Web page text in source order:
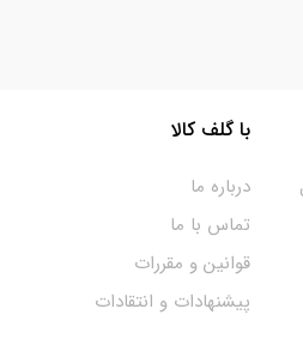
با گلف کالا
درباره ما
تماس با ما
قوانین و مقررات
پیشنهادات و انتقادات